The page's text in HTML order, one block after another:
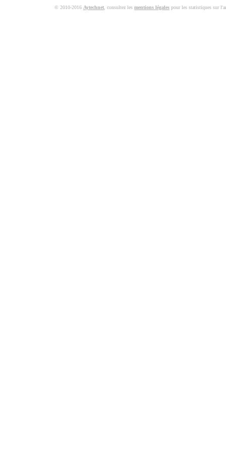
© 2010-2016 Aytechnet , consultez les mentions légales pour les statistiques sur